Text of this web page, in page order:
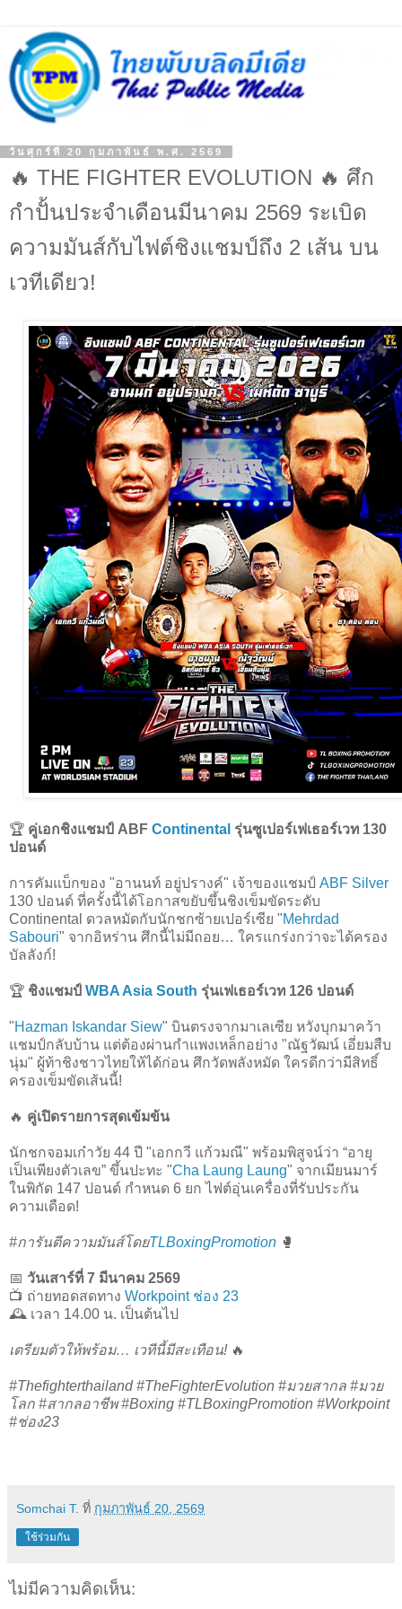
วันศุกร์ที่ 20 กุมภาพันธ์ พ.ศ. 2569
🔥 THE FIGHTER EVOLUTION 🔥 ศึก
กำปั้นประจำเดือนมีนาคม 2569 ระเบิด
ความมันส์กับไฟต์ชิงแชมป์ถึง 2 เส้น บน
เวทีเดียว!
🏆 คู่เอกชิงแชมป์ ABF Continental รุ่นซูเปอร์เฟเธอร์เวท 130
ปอนด์
การคัมแบ็กของ "อานนท์ อยู่ปรางค์" เจ้าของแชมป์ ABF Silver
130 ปอนด์ ที่ครั้งนี้ได้โอกาสขยับขึ้นชิงเข็มขัดระดับ
Continental ดวลหมัดกับนักชกซ้ายเปอร์เซีย "Mehrdad
Sabouri" จากอิหร่าน ศึกนี้ไม่มีถอย… ใครแกร่งกว่าจะได้ครอง
บัลลังก์!
🏆 ชิงแชมป์ WBA Asia South รุ่นเฟเธอร์เวท 126 ปอนด์
"Hazman Iskandar Siew" บินตรงจากมาเลเซีย หวังบุกมาคว้า
แชมป์กลับบ้าน แต่ต้องผ่านกำแพงเหล็กอย่าง "ณัฐวัฒน์ เอี่ยมสืบ
นุ่ม" ผู้ท้าชิงชาวไทยให้ได้ก่อน ศึกวัดพลังหมัด ใครดีกว่ามีสิทธิ์
ครองเข็มขัดเส้นนี้!
🔥 คู่เปิดรายการสุดเข้มข้น
นักชกจอมเก๋าวัย 44 ปี "เอกกวี แก้วมณี" พร้อมพิสูจน์ว่า “อายุ
เป็นเพียงตัวเลข” ขึ้นปะทะ "Cha Laung Laung" จากเมียนมาร์
ในพิกัด 147 ปอนด์ กำหนด 6 ยก ไฟต์อุ่นเครื่องที่รับประกัน
ความเดือด!
#การันตีความมันส์โดยTLBoxingPromotion 🥊
📅 วันเสาร์ที่ 7 มีนาคม 2569
📺 ถ่ายทอดสดทาง Workpoint ช่อง 23
🕰 เวลา 14.00 น. เป็นต้นไป
เตรียมตัวให้พร้อม… เวทีนี้มีสะเทือน!🔥
#Thefighterthailand #TheFighterEvolution #มวยสากล #มวย
โลก #สากลอาชีพ #Boxing #TLBoxingPromotion #Workpoint
#ช่อง23
Somchai T. ที่ กุมภาพันธ์ 20, 2569
ใช้ร่วมกัน
ไม่มีความคิดเห็น: